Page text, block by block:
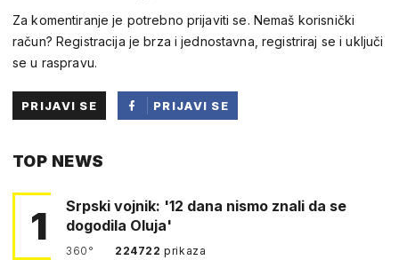
Za komentiranje je potrebno prijaviti se. Nemaš korisnički
račun? Registracija je brza i jednostavna, registriraj se i uključi
se u raspravu.
PRIJAVI SE
PRIJAVI SE
TOP NEWS
1
Srpski vojnik: '12 dana nismo znali da se
dogodila Oluja'
360° 224722prikaza